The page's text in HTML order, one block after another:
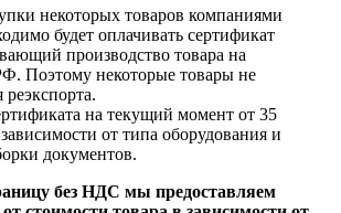
некоторых товаров компаниями
будет оплачивать сертификат
производство товара на
Поэтому некоторые товары не
на текущий момент от 35
от типа оборудования и
документов.
без НДС мы предоставляем